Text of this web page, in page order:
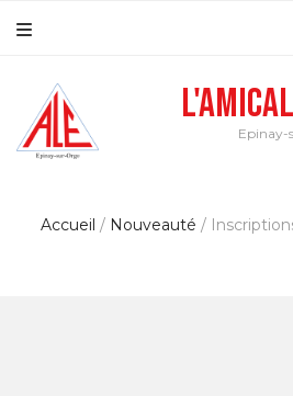
Epinay-
Accueil / Nouveauté /